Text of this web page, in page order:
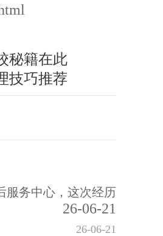
秘籍在此
技巧推荐
服务中心，这次经历
26-06-21
26-06-21